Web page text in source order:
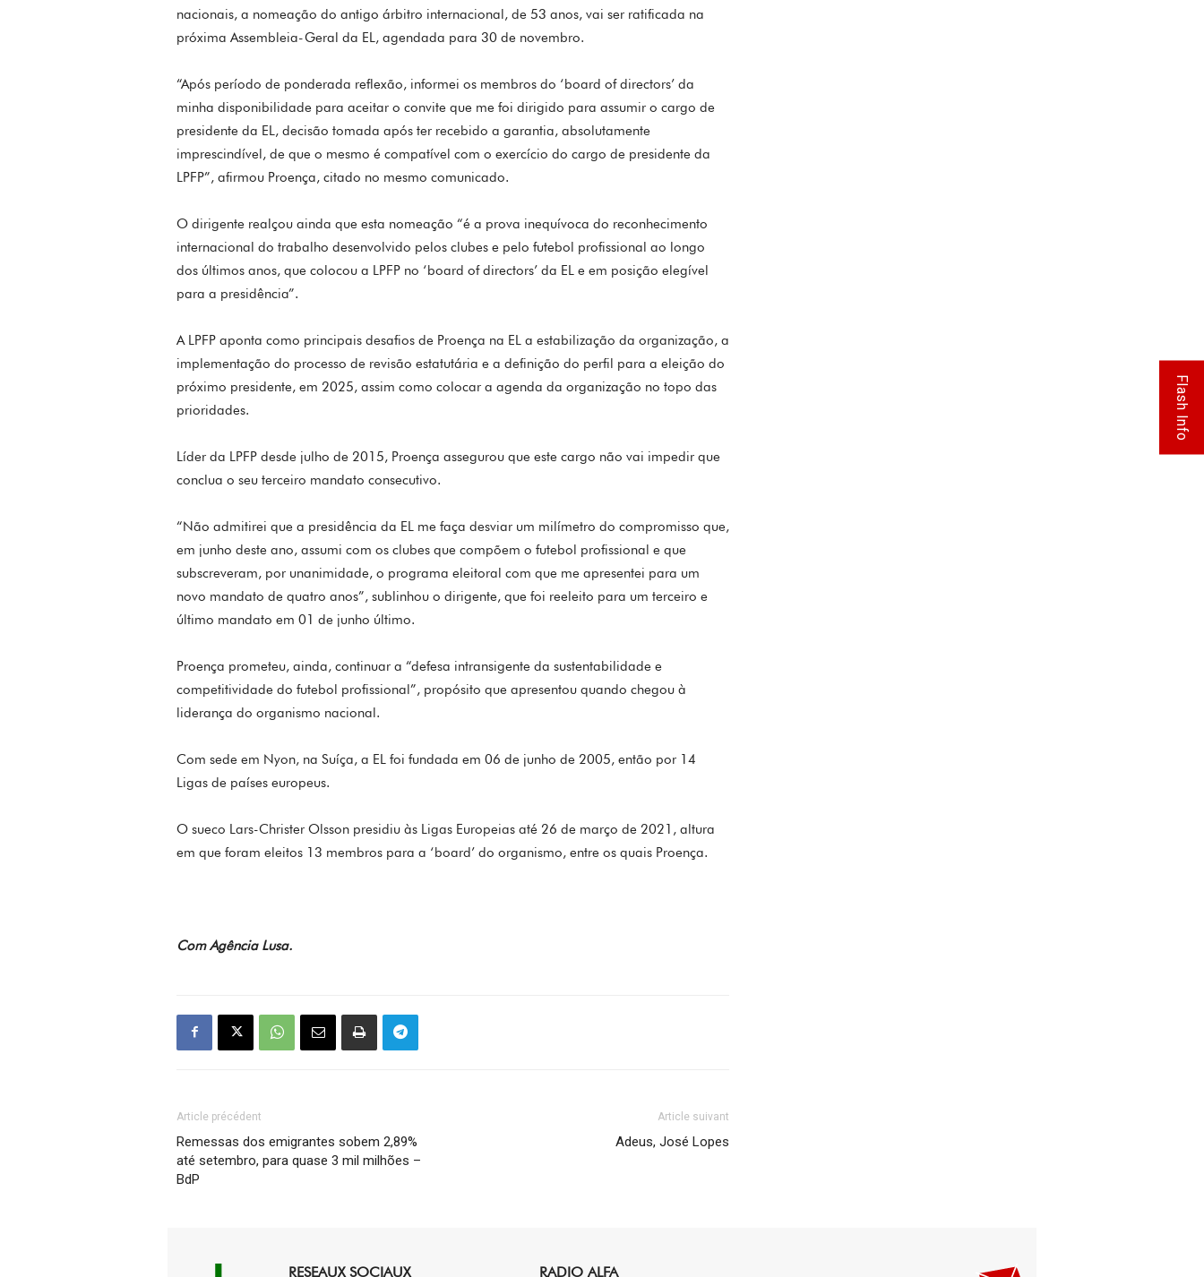
nacionais, a nomeação do antigo árbitro internacional, de 53 anos, vai ser ratificada na
próxima Assembleia-Geral da EL, agendada para 30 de novembro.
“Após período de ponderada reflexão, informei os membros do ‘board of directors’ da
minha disponibilidade para aceitar o convite que me foi dirigido para assumir o cargo de
presidente da EL, decisão tomada após ter recebido a garantia, absolutamente
imprescindível, de que o mesmo é compatível com o exercício do cargo de presidente da
LPFP”, afirmou Proença, citado no mesmo comunicado.
O dirigente realçou ainda que esta nomeação “é a prova inequívoca do reconhecimento
internacional do trabalho desenvolvido pelos clubes e pelo futebol profissional ao longo
dos últimos anos, que colocou a LPFP no ‘board of directors’ da EL e em posição elegível
para a presidência”.
A LPFP aponta como principais desafios de Proença na EL a estabilização da organização, a
implementação do processo de revisão estatutária e a definição do perfil para a eleição do
próximo presidente, em 2025, assim como colocar a agenda da organização no topo das
prioridades.
Líder da LPFP desde julho de 2015, Proença assegurou que este cargo não vai impedir que
conclua o seu terceiro mandato consecutivo.
“Não admitirei que a presidência da EL me faça desviar um milímetro do compromisso que,
em junho deste ano, assumi com os clubes que compõem o futebol profissional e que
subscreveram, por unanimidade, o programa eleitoral com que me apresentei para um
novo mandato de quatro anos”, sublinhou o dirigente, que foi reeleito para um terceiro e
último mandato em 01 de junho último.
Proença prometeu, ainda, continuar a “defesa intransigente da sustentabilidade e
competitividade do futebol profissional”, propósito que apresentou quando chegou à
liderança do organismo nacional.
Com sede em Nyon, na Suíça, a EL foi fundada em 06 de junho de 2005, então por 14
Ligas de países europeus.
O sueco Lars-Christer Olsson presidiu às Ligas Europeias até 26 de março de 2021, altura
em que foram eleitos 13 membros para a ‘board’ do organismo, entre os quais Proença.
Com Agência Lusa.
Article précédent
Remessas dos emigrantes sobem 2,89%
até setembro, para quase 3 mil milhões –
BdP
Article suivant
Adeus, José Lopes
RESEAUX SOCIAUX RADIO ALFA
Flash Info